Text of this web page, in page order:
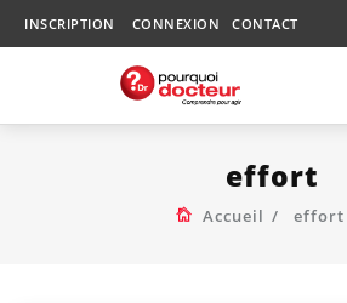
INSCRIPTION CONNEXION CONTACT
effort
Accueil effort